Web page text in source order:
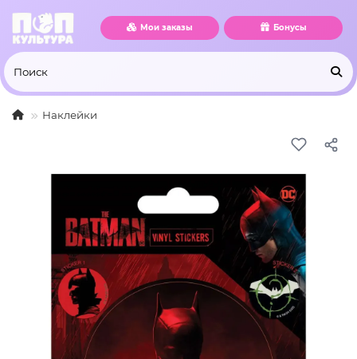
Мои заказы Бонусы
Наклейки